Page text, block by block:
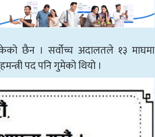
छैन । सर्वोच्च अदालतले १३ माघमा
पद पनि गुमेको थियो ।